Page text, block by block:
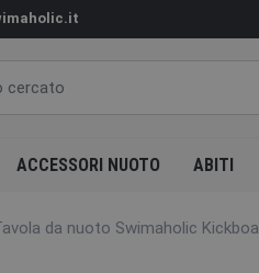
ACCESSORI NUOTO ABITI
da nuoto Swimaholic